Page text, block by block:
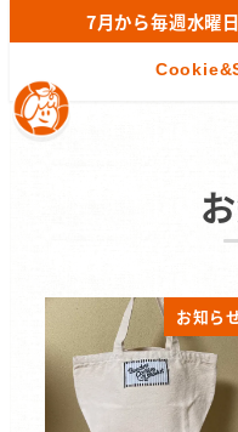
7月から毎週水曜
お知ら